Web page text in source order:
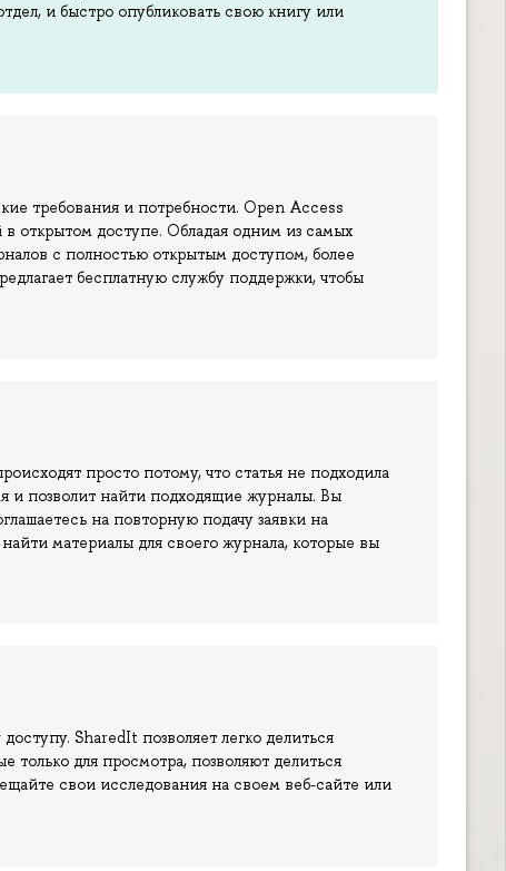
и быстро опубликовать свою книгу или
требования и потребности. Open Access
открытом доступе. Обладая одним из самых
с полностью открытым доступом, более
бесплатную службу поддержки, чтобы
просто потому, что статья не подходила
и позволит найти подходящие журналы. Вы
на повторную подачу заявки на
материалы для своего журнала, которые вы
SharedIt позволяет легко делиться
для просмотра, позволяют делиться
свои исследования на своем веб-сайте или